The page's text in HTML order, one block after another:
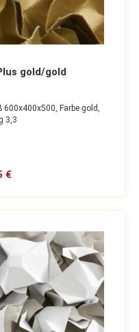
gold/gold
600x400x500, Farbe gold,
3,3
€